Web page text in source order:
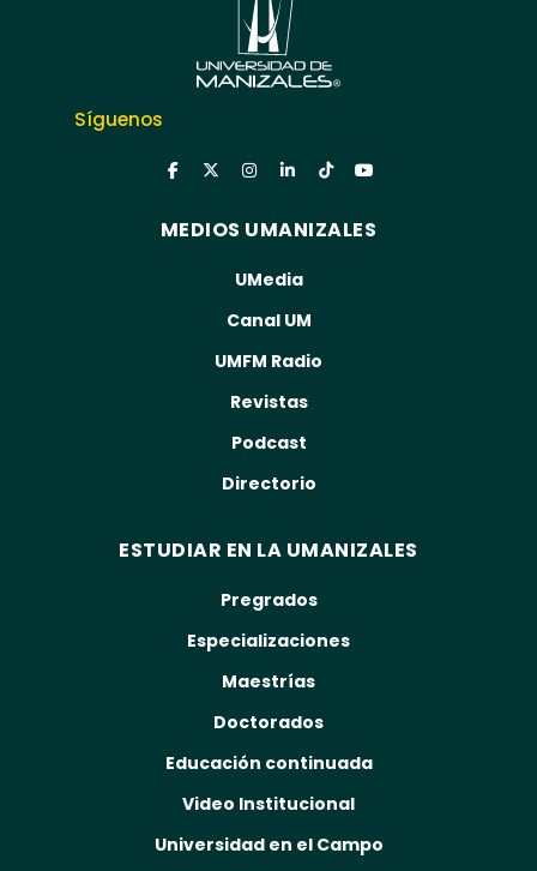
Síguenos
MEDIOS UMANIZALES
UMedia
Canal UM
UMFM Radio
Revistas
Podcast
Directorio
ESTUDIAR EN LA UMANIZALES
Pregrados
Especializaciones
Maestrías
Doctorados
Educación continuada
Video Institucional
Universidad en el Campo